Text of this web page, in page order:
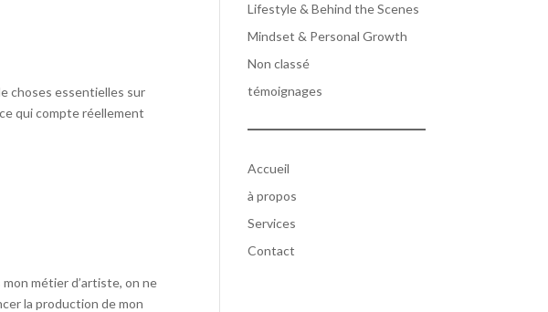
choses essentielles sur
ce qui compte réellement
mon métier d’artiste, on ne
la production de mon
Lifestyle & Behind the Scenes
Mindset & Personal Growth
Non classé
témoignages
Accueil
à propos
Services
Contact